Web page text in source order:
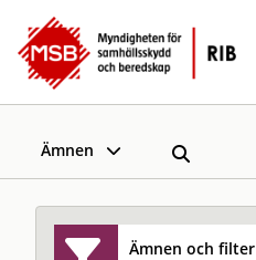
Ämnen
Ämnen och filter